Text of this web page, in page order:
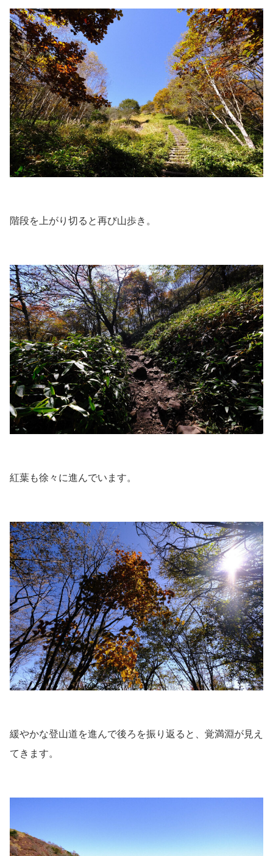
階段を上がり切ると再び山歩き。
紅葉も徐々に進んでいます。
緩やかな登山道を進んで後ろを振り返ると、覚満淵が見え
てきます。